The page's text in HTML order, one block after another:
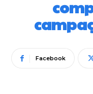
Facebook